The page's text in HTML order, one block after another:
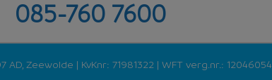
085-760 7600
AD, Zeewolde | KvKnr: 71981322 | WFT verg.nr.: 12046054